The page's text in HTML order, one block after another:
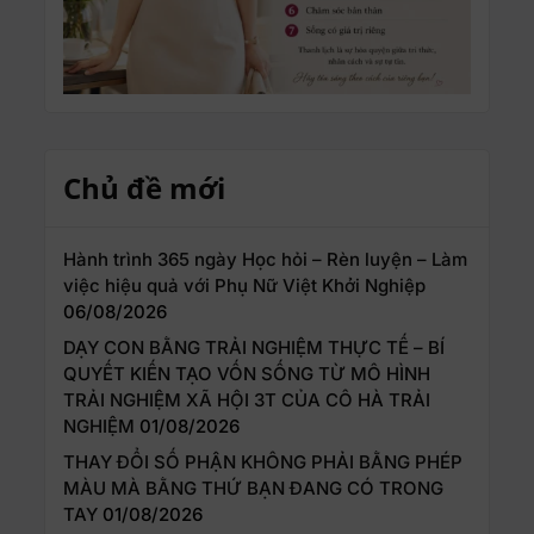
Chủ đề mới
Hành trình 365 ngày Học hỏi – Rèn luyện – Làm
việc hiệu quả với Phụ Nữ Việt Khởi Nghiệp
06/08/2026
DẠY CON BẰNG TRẢI NGHIỆM THỰC TẾ – BÍ
QUYẾT KIẾN TẠO VỐN SỐNG TỪ MÔ HÌNH
TRẢI NGHIỆM XÃ HỘI 3T CỦA CÔ HÀ TRẢI
NGHIỆM 01/08/2026
THAY ĐỔI SỐ PHẬN KHÔNG PHẢI BẰNG PHÉP
MÀU MÀ BẰNG THỨ BẠN ĐANG CÓ TRONG
TAY 01/08/2026